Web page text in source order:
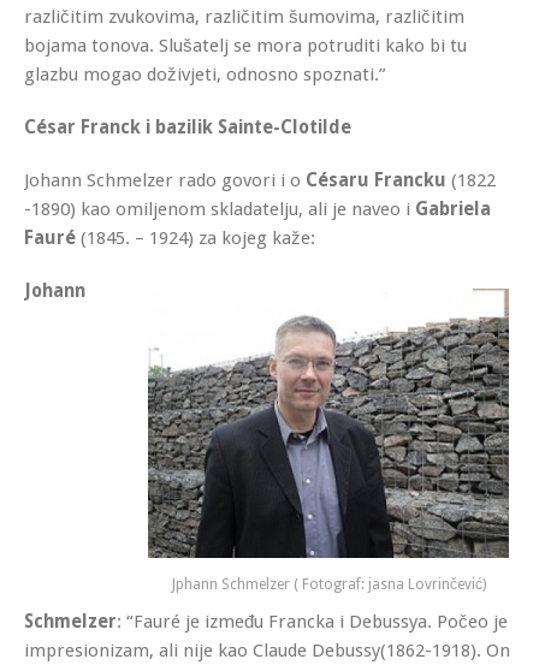
različitim zvukovima, različitim šumovima, različitim
bojama tonova. Slušatelj se mora potruditi kako bi tu
glazbu mogao doživjeti, odnosno spoznati.”
César Franck i bazilik Sainte-Clotilde
Johann Schmelzer rado govori i o Césaru Francku (1822
-1890) kao omiljenom skladatelju, ali je naveo i Gabriela
Fauré (1845. – 1924) za kojeg kaže:
Jphann Schmelzer ( Fotograf: jasna Lovrinčević)
Johann
Schmelzer: “Fauré je između Francka i Debussya. Počeo je
impresionizam, ali nije kao Claude Debussy(1862-1918). On